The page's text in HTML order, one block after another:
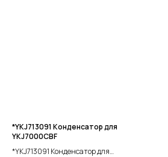
*YKJ713091 Конденсатор для
YKJ7000CBF
*YKJ713091 Конденсатор для